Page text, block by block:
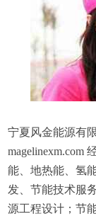
宁夏风金能源有
magelinexm.com
能、地热能、氢
发、节能技术服
源工程设计；节